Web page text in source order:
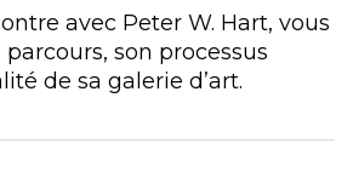
avec Peter W. Hart, vous
son processus
de sa galerie d’art.